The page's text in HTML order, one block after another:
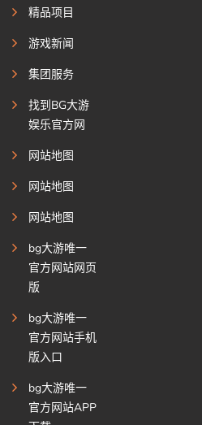
精品项目
游戏新闻
集团服务
找到BG大游
娱乐官方网
网站地图
网站地图
网站地图
bg大游唯一
官方网站网页
版
bg大游唯一
官方网站手机
版入口
bg大游唯一
官方网站APP